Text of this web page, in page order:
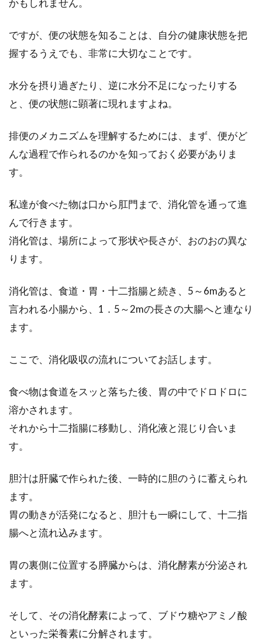
イカの刺身に潜む寄生虫にご用心！
寄生虫への対処法って！？
家庭の食卓や、居酒屋で良く出されるイカの刺
身・・・。甘くて美味しいイカの刺身が好きな
方は、多...
米に負けないく...
食事改善で便秘を解消するために食
物繊維を積極的にとろう！
極的にとっていきましょう。なぜなら、便をス
時短！ご飯やおかずを冷凍して毎日
環境の変化や節約の為に、自分用や家族の分の
必要不可欠なナイアシンやビタミンc
な栄養素ってありますよね。皆さんは、ナイア
シンやビ...
かもしれません。
ですが、便の状態を知ることは、自分の健康状態を把
握するうえでも、非常に大切なことです。
水分を摂り過ぎたり、逆に水分不足になったりする
と、便の状態に顕著に現れますよね。
排便のメカニズムを理解するためには、まず、便がど
んな過程で作られるのかを知っておく必要がありま
す。
私達が食べた物は口から肛門まで、消化管を通って進
んで行きます。
消化管は、場所によって形状や長さが、おのおの異な
ります。
消化管は、食道・胃・十二指腸と続き、5～6mあると
言われる小腸から、1．5～2mの長さの大腸へと連なり
ます。
ここで、消化吸収の流れについてお話します。
食べ物は食道をスッと落ちた後、胃の中でドロドロに
溶かされます。
それから十二指腸に移動し、消化液と混じり合いま
す。
胆汁は肝臓で作られた後、一時的に胆のうに蓄えられ
ます。
胃の動きが活発になると、胆汁も一瞬にして、十二指
腸へと流れ込みます。
胃の裏側に位置する膵臓からは、消化酵素が分泌され
ます。
そして、その消化酵素によって、ブドウ糖やアミノ酸
といった栄養素に分解されます。